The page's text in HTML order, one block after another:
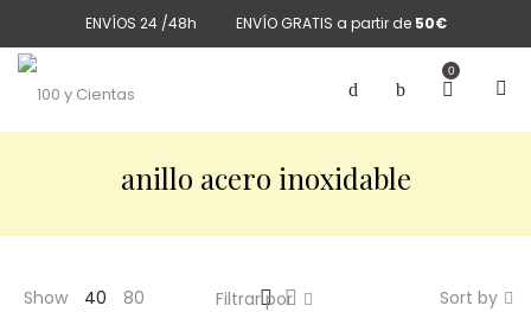
ENVÍOS 24 /48h ENVÍO GRATIS a partir de 50€
0
anillo acero inoxidable
Show 40 80 Sort by
Filtrar por